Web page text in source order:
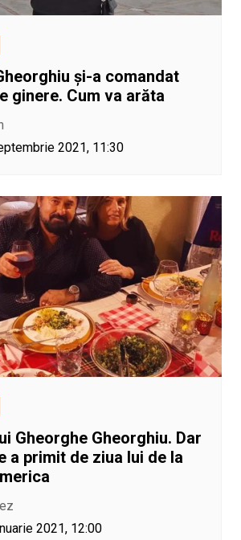
și-a comandat
ginere. Cum va arăta
2021, 11:30
Gheorghe Gheorghiu. Dar
a primit de ziua lui de la
2021, 12:00